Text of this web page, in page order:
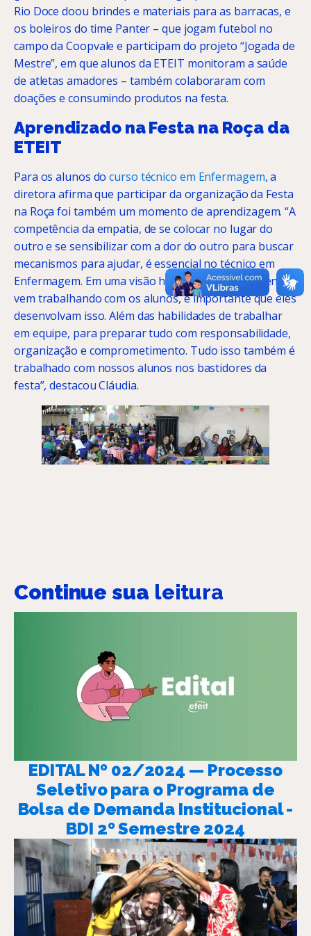
Rio Doce doou brindes e materiais para as barracas, e
os boleiros do time Panter – que jogam futebol no
campo da Coopvale e participam do projeto “Jogada de
Mestre”, em que alunos da ETEIT monitoram a saúde
de atletas amadores – também colaboraram com
doações e consumindo produtos na festa.
Aprendizado na Festa na Roça da
ETEIT
Para os alunos docurso técnico em Enfermagem, a
diretora afirma que participar da organização da Festa
na Roça foi também um momento de aprendizagem. “A
competência da empatia, de se colocar no lugar do
outro e se sensibilizar com a dor do outro para buscar
mecanismos para ajudar, é essencial no técnico em
Enfermagem. Em uma visão humanizada, que a gente
vem trabalhando com os alunos, é importante que eles
desenvolvam isso. Além das habilidades de trabalhar
em equipe, para preparar tudo com responsabilidade,
organização e comprometimento. Tudo isso também é
trabalhado com nossos alunos nos bastidores da
festa”, destacou Cláudia.
Continue sua leitura
EDITAL Nº 02/2024 — Processo
Seletivo para o Programa de
Bolsa de Demanda Institucional -
BDI 2º Semestre 2024